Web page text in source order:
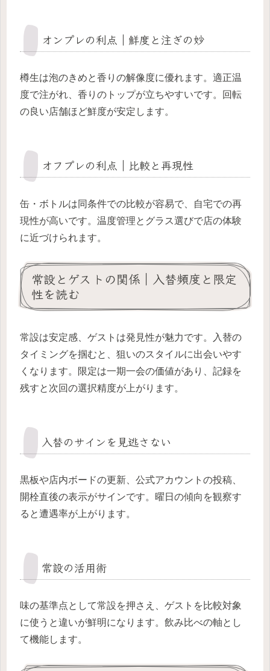
オンプレの利点｜鮮度と注ぎの妙
樽生は泡のきめと香りの解像度に優れます。適正温
度で注がれ、香りのトップが立ちやすいです。回転
の良い店舗ほど鮮度が安定します。
オフプレの利点｜比較と再現性
缶・ボトルは同条件での比較が容易で、自宅での再
現性が高いです。温度管理とグラス選びで店の体験
に近づけられます。
常設とゲストの関係｜入替頻度と限定
性を読む
常設は安定感、ゲストは発見性が魅力です。入替の
タイミングを掴むと、狙いのスタイルに出会いやす
くなります。限定は一期一会の価値があり、記録を
残すと次回の選択精度が上がります。
入替のサインを見逃さない
黒板や店内ボードの更新、公式アカウントの投稿、
開栓直後の表示がサインです。曜日の傾向を観察す
ると遭遇率が上がります。
常設の活用術
味の基準点として常設を押さえ、ゲストを比較対象
に使うと違いが鮮明になります。飲み比べの軸とし
て機能します。